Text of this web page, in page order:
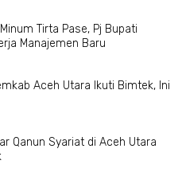
Tirta Pase, Pj Bupati
Manajemen Baru
Aceh Utara Ikuti Bimtek, Ini
Qanun Syariat di Aceh Utara